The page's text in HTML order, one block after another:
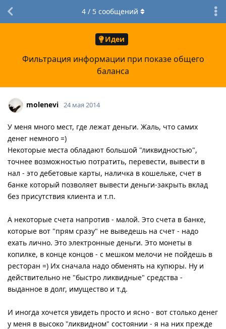
Идеи
Фильтрация информации при показе общего
баланса
4/ 5сообщений
molenevi 24 мая 2014
У меня много мест, где лежат деньги. Жаль, что самих
денег немного =)
Некоторые места обладают большой "ликвидностью",
точнее возможностью потратить, перевести, вывести в
нал - это дебетовые карты, наличка в кошельке, счет в
банке который позволяет вывести деньги-закрыть вклад
без присутствия клиента и т.п.
А некоторые счета напротив - малой. Это счета в банке,
которые вот "прям сразу" не выведешь на счет - надо
ехать лично. Это электронные деньги. Это монеты в
копилке, в конце концов - с мешком мелочи не пойдешь в
ресторан =) Их сначала надо обменять на купюры. Ну и
действительно не "быстро ликвидные" средства -
выданное в долг, имущество и т.д.
И иногда хочется увидеть просто и ясно - вот столько денег
у меня в высоко "ликвидном" состоянии - я на них прежде